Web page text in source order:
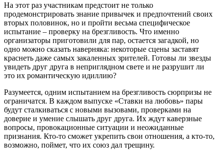
На этот раз участникам предстоит не только
продемонстрировать знание привычек и предпочтений своих
вторых половинок, но и пройти весьма специфическое
испытание – проверку на брезгливость. Что именно
организаторы приготовили для пар, остается загадкой, но
одно можно сказать наверняка: некоторые сцены заставят
краснеть даже самых закаленных зрителей. Готовы ли звезды
увидеть друг друга в неприглядном свете и не разрушит ли
это их романтическую идиллию?
Разумеется, одним испытанием на брезгливость сюрпризы не
ограничатся. В каждом выпуске «Ставки на любовь» пары
будут сталкиваться с новыми вызовами, проверками на
доверие и умение слышать друг друга. Их ждут каверзные
вопросы, провокационные ситуации и неожиданные
признания. Кто-то сможет укрепить свои отношения, а кто-то,
возможно, поймет, что их союз дал трещину.